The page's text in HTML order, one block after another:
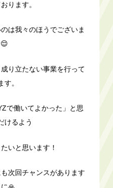
ります。
は我々のほうでございま
り立たない事業を行って
す。
で働いてよかった」と思
けるよう
いと思います！
次回チャンスがあります